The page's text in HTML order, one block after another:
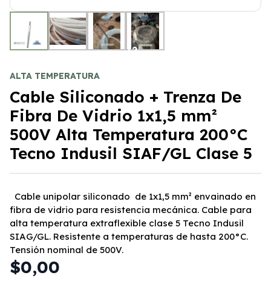
+2
ALTA TEMPERATURA
Cable Siliconado + Trenza De
Fibra De Vidrio 1x1,5 mm²
500V Alta Temperatura 200°C
Tecno Indusil SIAF/GL Clase 5
Cable unipolar siliconado de 1x1,5 mm² envainado en
fibra de vidrio para resistencia mecánica. Cable para
alta temperatura extraflexible clase 5 Tecno Indusil
SIAG/GL. Resistente a temperaturas de hasta 200°C.
Tensión nominal de 500V.
$0,00